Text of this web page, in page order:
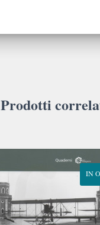
Prodotti
IN